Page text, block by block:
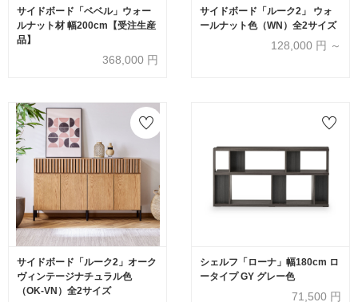
サイドボード「ベベル」ウォー
ルナット材 幅200cm【受注生産
品】
368,000 円
サイドボード「ルーク2」 ウォ
ールナット色（WN）全2サイズ
128,000 円 ～
サイドボード「ルーク2」オーク
ヴィンテージナチュラル色
（OK-VN）全2サイズ
シェルフ「ローナ」幅180cm ロ
ータイプ GY グレー色
71,500 円